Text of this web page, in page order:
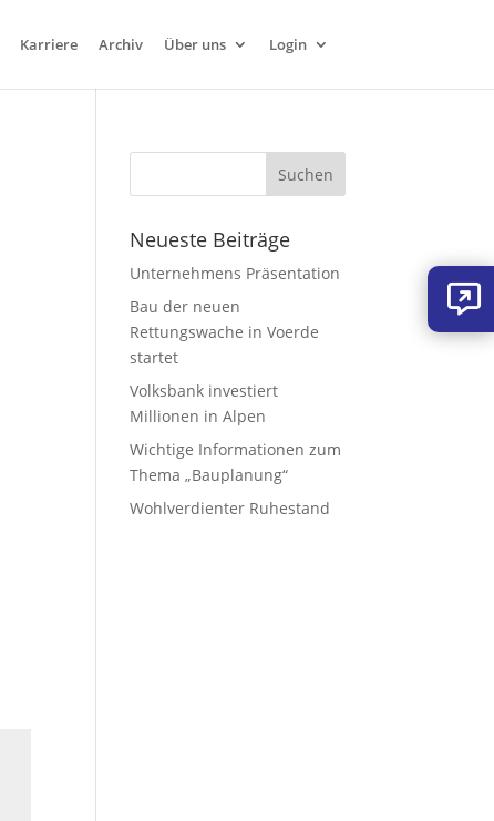
Karriere Archiv Über uns Login
Neueste Beiträge
Unternehmens Präsentation
Bau der neuen
Rettungswache in Voerde
startet
Volksbank investiert
Millionen in Alpen
Wichtige Informationen zum
Thema „Bauplanung“
Wohlverdienter Ruhestand